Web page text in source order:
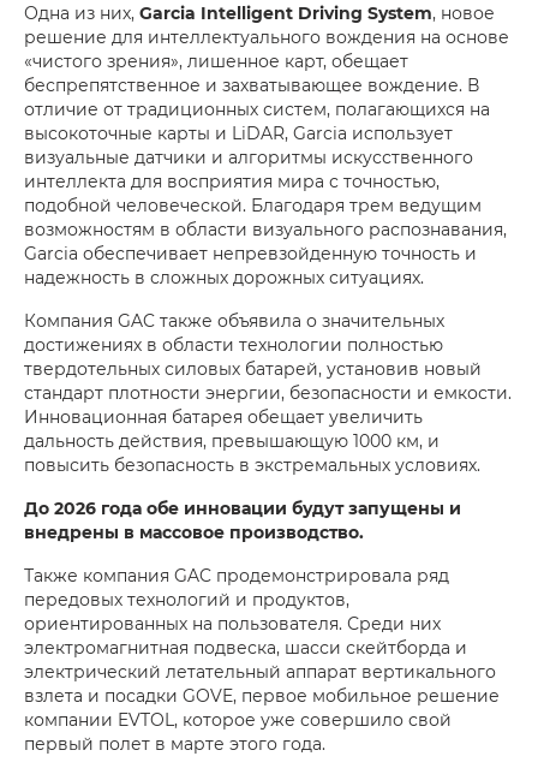
Одна из них, Garcia Intelligent Driving System, новое
решение для интеллектуального вождения на основе
«чистого зрения», лишенное карт, обещает
беспрепятственное и захватывающее вождение. В
отличие от традиционных систем, полагающихся на
высокоточные карты и LiDAR, Garcia использует
визуальные датчики и алгоритмы искусственного
интеллекта для восприятия мира с точностью,
подобной человеческой. Благодаря трем ведущим
возможностям в области визуального распознавания,
Garcia обеспечивает непревзойденную точность и
надежность в сложных дорожных ситуациях.
Компания GAC также объявила о значительных
достижениях в области технологии полностью
твердотельных силовых батарей, установив новый
стандарт плотности энергии, безопасности и емкости.
Инновационная батарея обещает увеличить
дальность действия, превышающую 1000 км, и
повысить безопасность в экстремальных условиях.
До 2026 года обе инновации будут запущены и
внедрены в массовое производство.
Также компания GAC продемонстрировала ряд
передовых технологий и продуктов,
ориентированных на пользователя. Среди них
электромагнитная подвеска, шасси скейтборда и
электрический летательный аппарат вертикального
взлета и посадки GOVE, первое мобильное решение
компании EVTOL, которое уже совершило свой
первый полет в марте этого года.